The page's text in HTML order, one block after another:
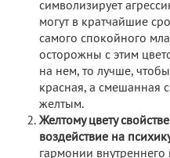
символизирует
могут в кратчайшие
самого спокойного
осторожны с этим
на нем, то лучше,
красная, а смешанная
желтым.
Желтому цвету
воздействие на
гармонии